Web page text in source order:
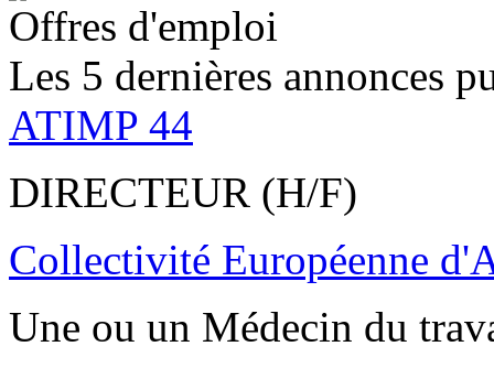
Offres d'emploi
Les 5 dernières annonces
ATIMP 44
DIRECTEUR (H/F)
Collectivité Européenne
Une ou un Médecin du